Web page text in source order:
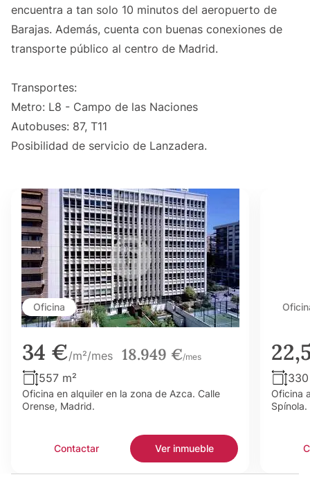
encuentra a tan solo 10 minutos del aeropuerto de
Barajas. Además, cuenta con buenas conexiones de
transporte público al centro de Madrid.
Transportes:
Metro: L8 - Campo de las Naciones
Autobuses: 87, T11
Posibilidad de servicio de Lanzadera.
Oficina
34 €/m²/mes 18.949 €/mes
557 m²
Oficina en alquiler en la zona de Azca. Calle
Orense, Madrid.
Contactar Ver inmueble
Oficina
Spínola.